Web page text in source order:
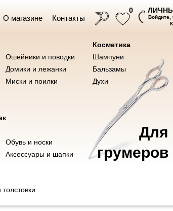
О магазине Контакты
0
Войдите,
Косметика Ножницы для груминга
Ошейники и поводки
Домики и лежанки
Косметика
Аксессуары и шапки
Для
грумеров
Обувь и носки
Миски и поилки
Шампуни
Духи
Бальзамы
штанами "СПОРТ"